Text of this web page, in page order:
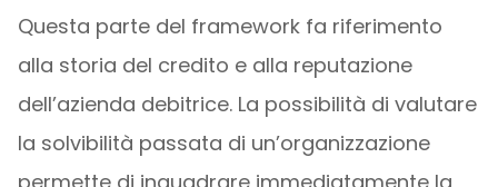
Questa parte del framework fa riferimento
alla storia del credito e alla reputazione
dell’azienda debitrice. La possibilità di valutare
la solvibilità passata di un’organizzazione